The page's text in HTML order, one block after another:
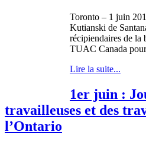
Toronto – 1 juin
Kutianski de
récipiendaires de la
TUAC Canada
Lire la suite...
1er juin :
travailleuses et des
l’Ontario